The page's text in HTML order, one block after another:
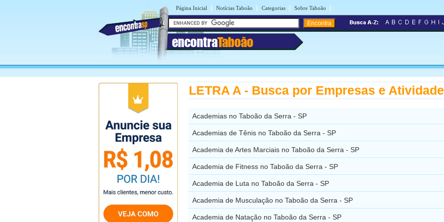
Página Inicial | Notícias Taboão | Categorias | Sobre Taboão |
encontraTaboão
LETRA A - Busca por Empresas e
Academias no Taboão da Serra - SP
Academias de Tênis no Taboão da Serra - SP
Academia de Artes Marciais no Taboão da Serra - SP
Academia de Fitness no Taboão da Serra - SP
Academia de Luta no Taboão da Serra - SP
Academia de Musculação no Taboão da Serra - SP
Academia de Natação no Taboão da Serra - SP